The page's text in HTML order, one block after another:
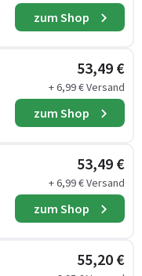
zum Shop
53,49 €
+ 6,99 € Versand
zum Shop
53,49 €
+ 6,99 € Versand
zum Shop
55,20 €